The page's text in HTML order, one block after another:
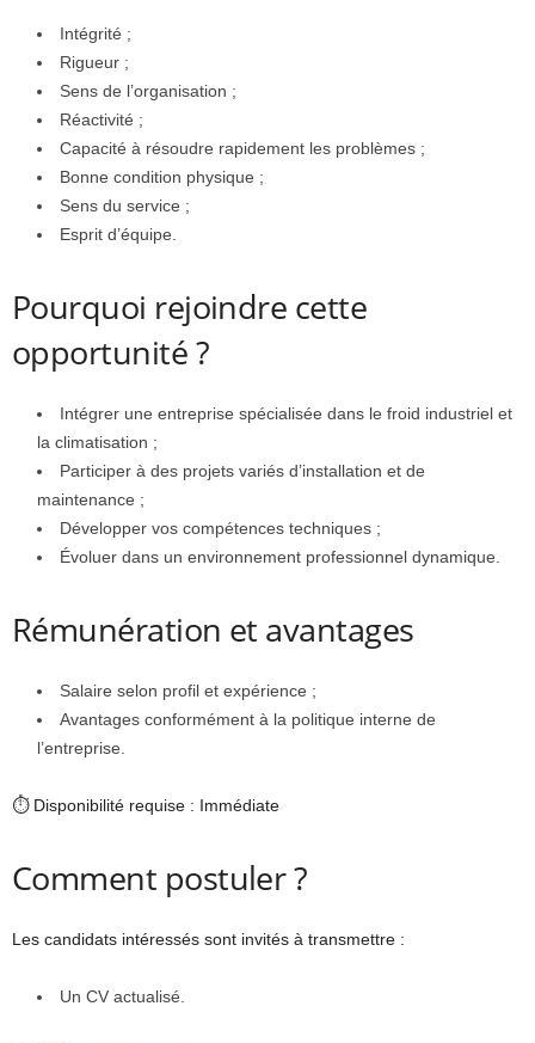
Intégrité ;
Rigueur ;
Sens de l’organisation ;
Réactivité ;
Capacité à résoudre rapidement les problèmes ;
Bonne condition physique ;
Sens du service ;
Esprit d’équipe.
Pourquoi rejoindre cette
opportunité ?
Intégrer une entreprise spécialisée dans le froid industriel et
la climatisation ;
Participer à des projets variés d’installation et de
maintenance ;
Développer vos compétences techniques ;
Évoluer dans un environnement professionnel dynamique.
Rémunération et avantages
Salaire selon profil et expérience ;
Avantages conformément à la politique interne de
l’entreprise.
⏱ Disponibilité requise : Immédiate
Comment postuler ?
Les candidats intéressés sont invités à transmettre :
Un CV actualisé.